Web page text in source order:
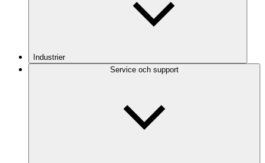
Industrier
Service och support